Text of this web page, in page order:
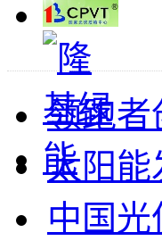
领跑者
太阳能
中国光